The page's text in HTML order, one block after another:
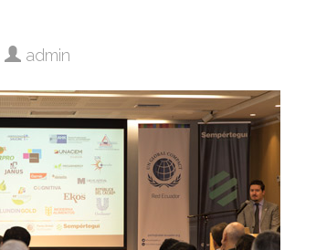
admin